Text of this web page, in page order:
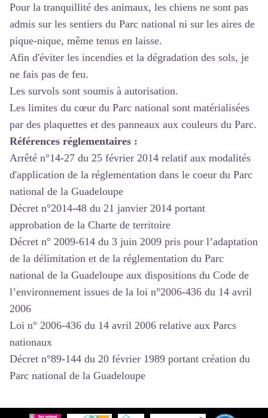
Pour la tranquillité des animaux, les chiens ne sont pas
admis sur les sentiers du Parc national ni sur les aires de
pique-nique, même tenus en laisse.
Afin d'éviter les incendies et la dégradation des sols, je
ne fais pas de feu.
Les survols sont soumis à autorisation.
Les limites du cœur du Parc national sont matérialisées
par des plaquettes et des panneaux aux couleurs du Parc.
Références réglementaires :
Arrêté n°14-27 du 25 février 2014 relatif aux modalités
d'application de la réglementation dans le coeur du Parc
national de la Guadeloupe
Décret n°2014-48 du 21 janvier 2014 portant
approbation de la Charte de territoire
Décret n° 2009-614 du 3 juin 2009 pris pour l’adaptation
de la délimitation et de la réglementation du Parc
national de la Guadeloupe aux dispositions du Code de
l’environnement issues de la loi n°2006-436 du 14 avril
2006
Loi n° 2006-436 du 14 avril 2006 relative aux Parcs
nationaux
Décret n°89-144 du 20 février 1989 portant création du
Parc national de la Guadeloupe